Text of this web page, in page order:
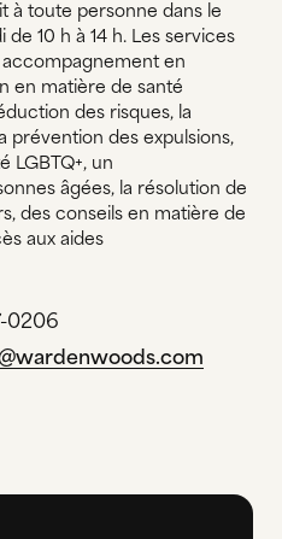
à toute personne dans le
10 h à 14 h. Les services
en
en matière de santé
des risques, la
prévention des expulsions,
LGBTQ+, un
âgées, la résolution de
des conseils en matière de
aux aides
0206